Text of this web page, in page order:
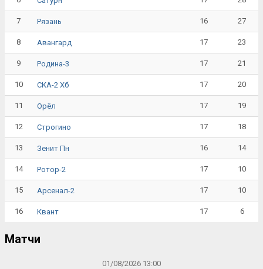
7 Рязань 16 27
8 Авангард 17 23
9 Родина-3 17 21
10 СКА-2 Хб 17 20
11 Орёл 17 19
12 Строгино 17 18
13 Зенит Пн 16 14
14 Ротор-2 17 10
15 Арсенал-2 17 10
16 Квант 17 6
Матчи
01/08/2026 13:00